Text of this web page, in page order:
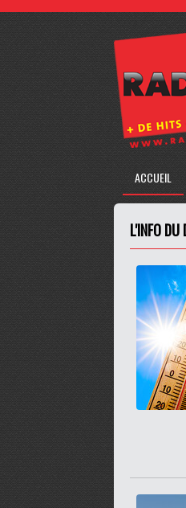
ACCUEIL
L'INFO DU